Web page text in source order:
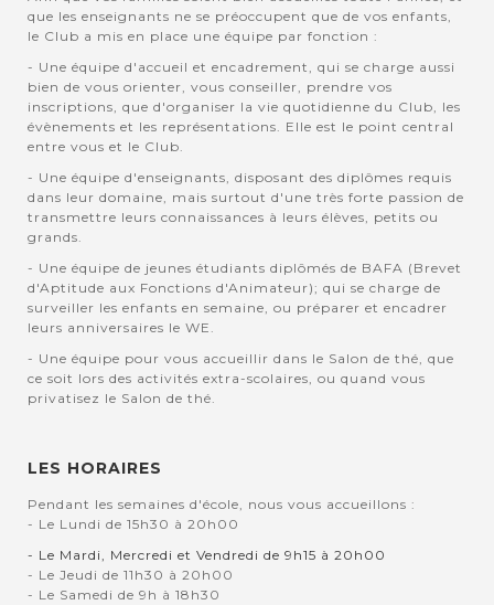
que les enseignants ne se préoccupent que de vos enfants,
le Club a mis en place une équipe par fonction :
- Une équipe d'accueil et encadrement, qui se charge aussi
bien de vous orienter, vous conseiller, prendre vos
inscriptions, que d'organiser la vie quotidienne du Club, les
évènements et les représentations. Elle est le point central
entre vous et le Club.
- Une équipe d'enseignants, disposant des diplômes requis
dans leur domaine, mais surtout d'une très forte passion de
transmettre leurs connaissances à leurs élèves, petits ou
grands.
- Une équipe de jeunes étudiants diplômés de BAFA (Brevet
d'Aptitude aux Fonctions d'Animateur); qui se charge de
surveiller les enfants en semaine, ou préparer et encadrer
leurs anniversaires le WE.
- Une équipe pour vous accueillir dans le Salon de thé, que
ce soit lors des activités extra-scolaires, ou quand vous
privatisez le Salon de thé.
LES HORAIRES
Pendant les semaines d'école, nous vous accueillons :
- Le Lundi de 15h30 à 20h00
- Le Mardi, Mercredi et Vendredi de 9h15 à 20h00
- Le Jeudi de 11h30 à 20h00
- Le Samedi de 9h à 18h30